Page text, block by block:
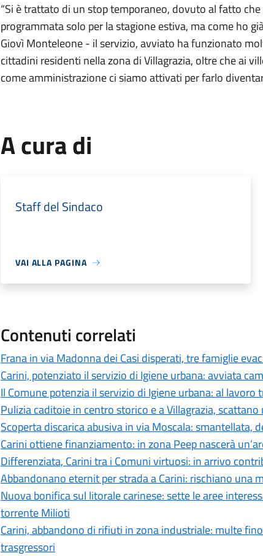
“Si è trattato di un stop temporaneo, dovuto al fatto
programmata solo per la stagione estiva, ma come ho
Giovì Monteleone - il servizio, avviato ha funzionato
cittadini residenti nella zona di Villagrazia, oltre che ai
come amministrazione ci siamo attivati per farlo
A cura di
Staff del Sindaco
VAI ALLA PAGINA
Contenuti correlati
Frana in via Madonna dei Casi disperati, tre famiglie
Carini, potenziato il servizio di Igiene urbana: avviata
Il Comune potenzia il servizio di Igiene urbana: al lavoro
Pulizia caditoie in centro storico e a Villagrazia,
Scoperta discarica abusiva in via Moscala: smantellata,
Carini ottiene finanziamento: in zona Peep nascerà
Differenziata, Carini tra i Comuni virtuosi: in arrivo
Abbandonano eternit per strada a Carini: rischiano una
Nuova bonifica sul litorale carinese: sette le aree
torrente Milioti
Carini, abbandono di rifiuti in zona industriale: multe
trasgressori